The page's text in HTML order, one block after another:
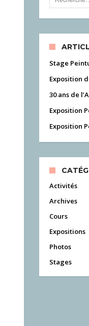
Stage
Exposition
30 ans de
Exposition
Exposition
Activités
Archives
Cours
Expositions
Photos
Stages